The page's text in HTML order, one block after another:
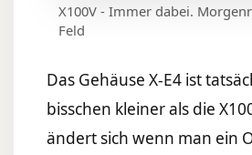
X100V - Immer dabei.
Feld
Das Gehäuse X-E4 ist
bisschen kleiner als die
ändert sich wenn man ein